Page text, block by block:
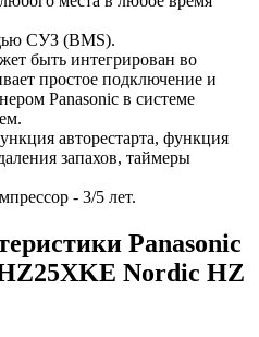
СУЗ (BMS).
быть интегрирован во
простое подключение и
Panasonic в системе
авторестарта, функция
запахов, таймеры
- 3/5 лет.
Panasonic
Nordic HZ